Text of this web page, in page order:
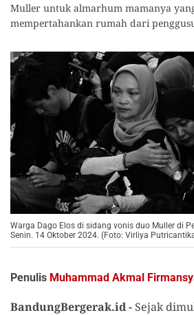
Muller untuk almarhum mamanya
mempertahankan rumah dari
Warga Dago Elos di sidang vonis duo Muller di
Senin. 14 Oktober 2024. (Foto: Virliya
Penulis Muhammad Akmal
BandungBergerak.id - Sejak